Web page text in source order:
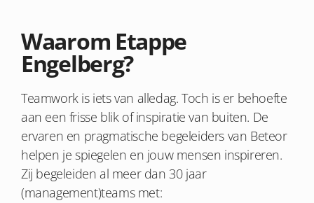
Waarom Etappe
Engelberg?
Teamwork is iets van alledag. Toch is er behoefte
aan een frisse blik of inspiratie van buiten. De
ervaren en pragmatische begeleiders van Beteor
helpen je spiegelen en jouw mensen inspireren.
Zij begeleiden al meer dan 30 jaar
(management)teams met: